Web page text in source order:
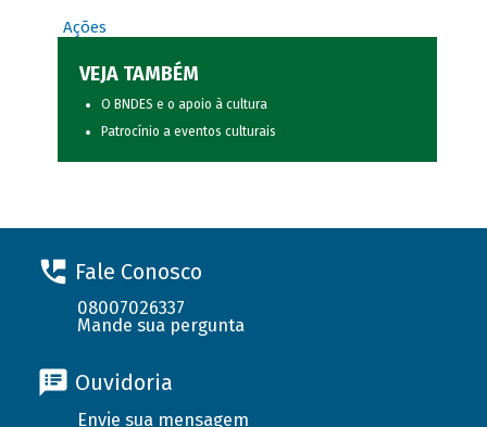
Ações
VEJA TAMBÉM
O BNDES e o apoio à cultura
Patrocínio a eventos culturais
Fale Conosco
08007026337
Mande sua pergunta
Ouvidoria
Envie sua mensagem